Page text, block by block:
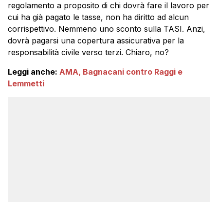
regolamento a proposito di chi dovrà fare il lavoro per
cui ha già pagato le tasse, non ha diritto ad alcun
corrispettivo. Nemmeno uno sconto sulla TASI. Anzi,
dovrà pagarsi una copertura assicurativa per la
responsabilità civile verso terzi. Chiaro, no?
Leggi anche: AMA, Bagnacani contro Raggi e
Lemmetti